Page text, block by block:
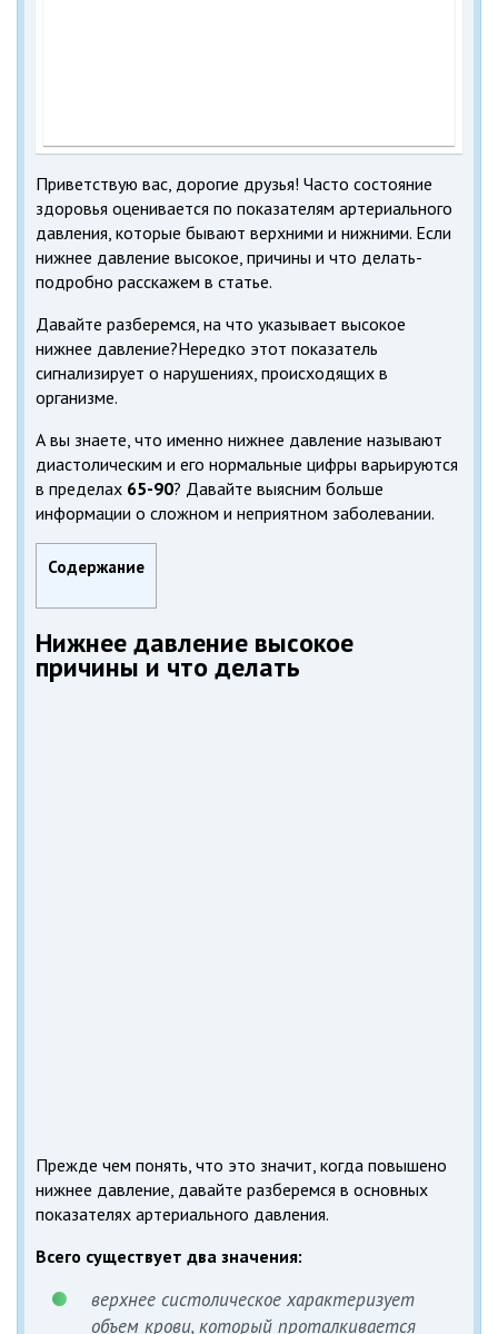
Приветствую вас, дорогие друзья! Часто состояние
здоровья оценивается по показателям артериального
давления, которые бывают верхними и нижними. Если
нижнее давление высокое, причины и что делать-
подробно расскажем в статье.
Давайте разберемся, на что указывает высокое
нижнее давление?Нередко этот показатель
сигнализирует о нарушениях, происходящих в
организме.
А вы знаете, что именно нижнее давление называют
диастолическим и его нормальные цифры варьируются
в пределах 65-90? Давайте выясним больше
информации о сложном и неприятном заболевании.
Содержание
Нижнее давление высокое
причины и что делать
Прежде чем понять, что это значит, когда повышено
нижнее давление, давайте разберемся в основных
показателях артериального давления.
Всего существует два значения:
верхнее систолическое характеризует
объем крови, который проталкивается